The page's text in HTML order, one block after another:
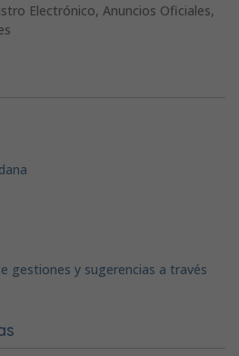
Electrónico, Anuncios Oficiales,
gestiones y sugerencias a través